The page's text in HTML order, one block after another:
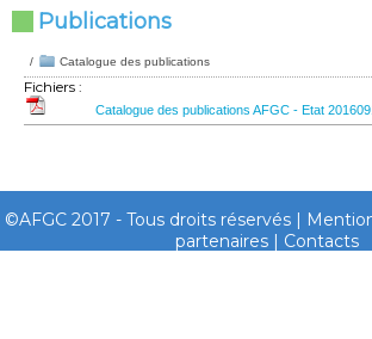
Publications
/ Catalogue des publications
Fichiers :
Catalogue des publications AFGC - Etat
©AFGC 2017 - Tous droits réservés |
partenaires | Contacts